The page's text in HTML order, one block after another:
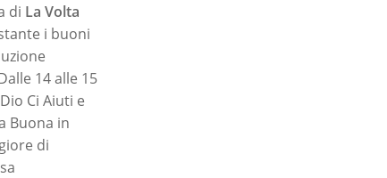
di La Volta
i buoni
14 alle 15
Ci Aiuti e
Buona in
di